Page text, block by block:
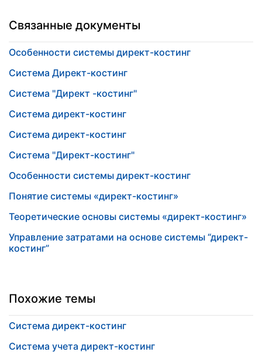
Связанные документы
Особенности системы директ-костинг
Система Директ-костинг
Система "Директ -костинг"
Система директ-костинг
Система директ-костинг
Система "Директ-костинг"
Особенности системы директ-костинг
Понятие системы «директ-костинг»
Теоретические основы системы «директ-костинг»
Управление затратами на основе системы “директ-
костинг”
Похожие темы
Система директ-костинг
Система учета директ-костинг